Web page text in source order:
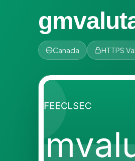
Canada HTTPS